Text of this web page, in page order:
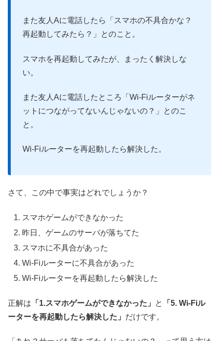
また友人Aに電話したら「スマホの不具合かな？
再起動してみたら？」とのこと。
スマホを再起動してみたが、まったく解決しな
い。
また友人Aに電話したところ「Wi-Fiルーターがネ
ットにつながってないんじゃないの？」とのこ
と。
Wi-Fiルーターを再起動したら解決した。
さて、この中で事実はどれでしょうか？
スマホゲームができなかった
昨日、ゲームのサーバが落ちてた
スマホに不具合があった
Wi-Fiルーターに不具合があった
Wi-Fiルーターを再起動したら解決した
正解は 「1.スマホゲームができなかった」 と
「5. Wi-Fiル
ーターを再起動したら解決した」 だけです。